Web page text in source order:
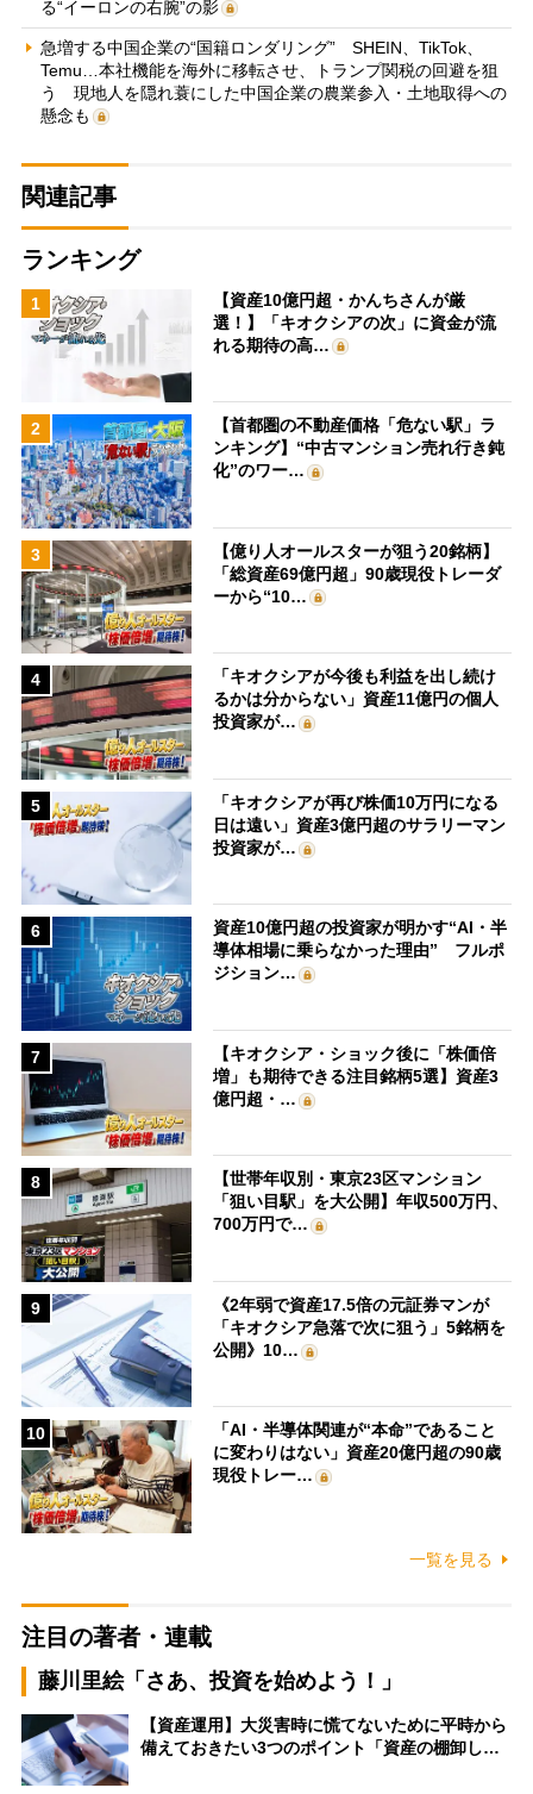
る“イーロンの右腕”の影
急増する中国企業の“国籍ロンダリング” SHEIN、TikTok、
Temu…本社機能を海外に移転させ、トランプ関税の回避を狙
う 現地人を隠れ蓑にした中国企業の農業参入・土地取得への
懸念も
関連記事
ランキング
1
【資産10億円超・かんちさんが厳
選！】「キオクシアの次」に資金が流
れる期待の高…
2
【首都圏の不動産価格「危ない駅」ラ
ンキング】“中古マンション売れ行き鈍
化”のワー…
3
【億り人オールスターが狙う20銘柄】
「総資産69億円超」90歳現役トレーダ
ーから“10…
4
「キオクシアが今後も利益を出し続け
るかは分からない」資産11億円の個人
投資家が…
5
「キオクシアが再び株価10万円になる
日は遠い」資産3億円超のサラリーマン
投資家が…
6
資産10億円超の投資家が明かす“AI・半
導体相場に乗らなかった理由” フルポ
ジション…
7
【キオクシア・ショック後に「株価倍
増」も期待できる注目銘柄5選】資産3
億円超・…
8
【世帯年収別・東京23区マンション
「狙い目駅」を大公開】年収500万円、
700万円で…
9
《2年弱で資産17.5倍の元証券マンが
「キオクシア急落で次に狙う」5銘柄を
公開》10…
10
「AI・半導体関連が“本命”であること
に変わりはない」資産20億円超の90歳
現役トレー…
一覧を見る
注目の著者・連載
藤川里絵「さあ、投資を始めよう！」
【資産運用】大災害時に慌てないために平時から
備えておきたい3つのポイント「資産の棚卸し…